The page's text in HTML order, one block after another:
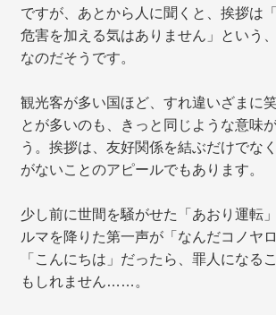
ですが、あとから人に聞くと、挨拶は
危害を加える気はありません」という
なのだそうです。
観光客が多い国ほど、すれ違いざまに
とが多いのも、きっと同じような意味
う。挨拶は、友好関係を結ぶだけでな
がないことのアピールでもあります。
少し前に世間を騒がせた「あおり運転
ルマを降りた第一声が「なんだコノヤ
「こんにちは」だったら、罪人になる
もしれません……。